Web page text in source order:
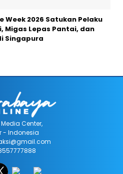
Week 2026 Satukan Pelaku
Migas Lepas Pantai, dan
Singapura
Center,
- Indonesia